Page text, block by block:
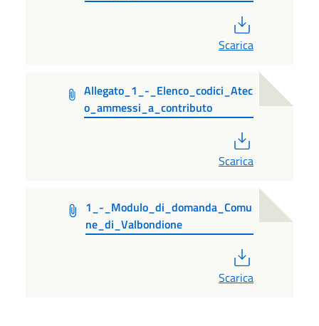
Scarica
Allegato_1_-_Elenco_codici_Atec
o_ammessi_a_contributo
Scarica
1_-_Modulo_di_domanda_Comu
ne_di_Valbondione
Scarica